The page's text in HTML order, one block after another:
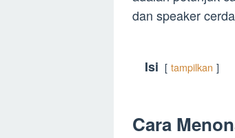
dan speaker
Isi tampilkan
Cara